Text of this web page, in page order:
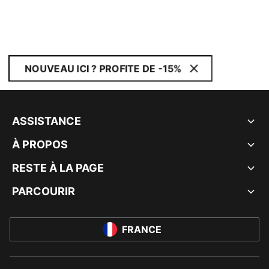
NOUVEAU ICI ? PROFITE DE -15%
ASSISTANCE
À PROPOS
RESTE À LA PAGE
PARCOURIR
FRANCE